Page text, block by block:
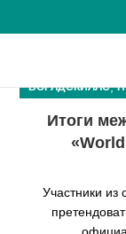
ВОРЛДСКИЛЛС,
Итоги
Участники из